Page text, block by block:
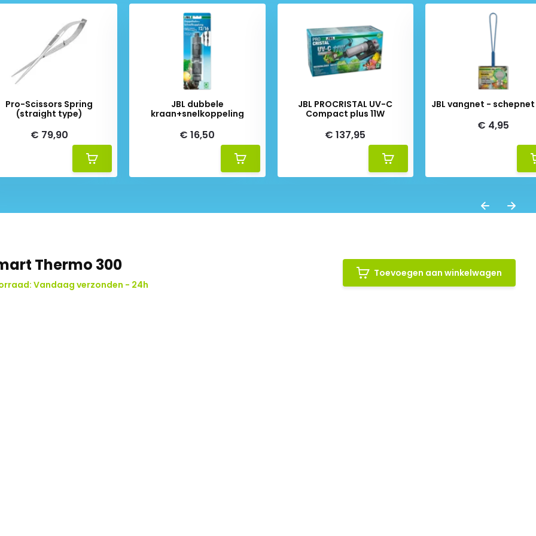
Pro-Scissors Spring
(straight type)
€ 79,90
JBL dubbele
kraan+snelkoppeling
€ 16,50
JBL PROCRISTAL UV-C
Compact plus 11W
€ 137,95
JBL vangnet -
€ 4,95
Thermo 300
Vandaag verzonden - 24h
Toevoegen aan winkelwagen